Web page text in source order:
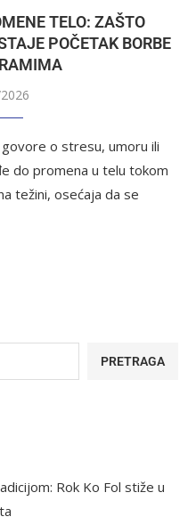
TELO: ZAŠTO
POČETAK BORBE
o stresu, umoru ili
do promena u telu tokom
težini, osećaja da se
PRETRAGA
Rok Ko Fol stiže u